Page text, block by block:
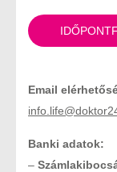
Email
Banki adatok:
–